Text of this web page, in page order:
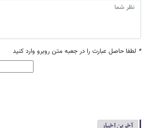
* لطفا حاصل عبارت را در جعبه متن روبرو وارد کنید